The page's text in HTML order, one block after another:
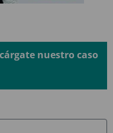
nuestro caso